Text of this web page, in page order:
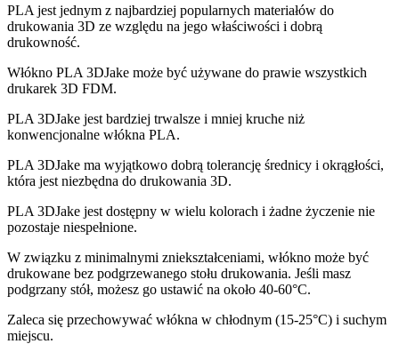
PLA jest jednym z najbardziej popularnych materiałów do
drukowania 3D ze względu na jego właściwości i dobrą
drukowność.
Włókno PLA 3DJake może być używane do prawie wszystkich
drukarek 3D FDM.
PLA 3DJake jest bardziej trwalsze i mniej kruche niż
konwencjonalne włókna PLA.
PLA 3DJake ma wyjątkowo dobrą tolerancję średnicy i okrągłości,
która jest niezbędna do drukowania 3D.
PLA 3DJake jest dostępny w wielu kolorach i żadne życzenie nie
pozostaje niespełnione.
W związku z minimalnymi zniekształceniami, włókno może być
drukowane bez podgrzewanego stołu drukowania. Jeśli masz
podgrzany stół, możesz go ustawić na około 40-60°C.
Zaleca się przechowywać włókna w chłodnym (15-25°C) i suchym
miejscu.